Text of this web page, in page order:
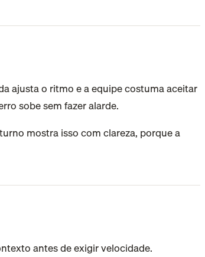
ajusta o ritmo e a equipe costuma aceitar
sobe sem fazer alarde.
mostra isso com clareza, porque a
antes de exigir velocidade.